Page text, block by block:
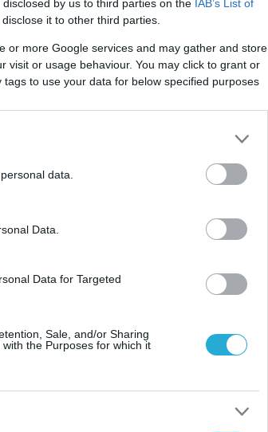
by us to third parties on the IAB’s List of
it to other third parties.
or more Google services and may gather and store
visit or usage behaviour. You may click to grant or
to use your data for below specified purposes
data.
Data.
Data for Targeted
Sale, and/or Sharing
the Purposes for which it
καθώς
που αψηφούν τους
βίντεο από τα